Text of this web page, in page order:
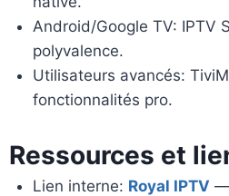
Android/Google TV: IPTV
polyvalence.
Utilisateurs avancés:
fonctionnalités pro.
Ressources et
Lien interne: Royal IPTV —